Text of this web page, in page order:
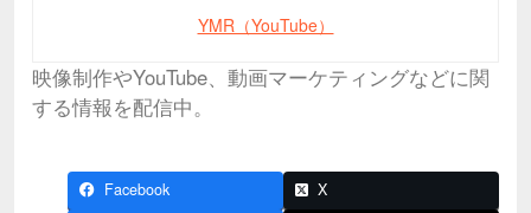
YMR（YouTube）
映像制作やYouTube、動画マーケティングなどに関
する情報を配信中。
Facebook
X